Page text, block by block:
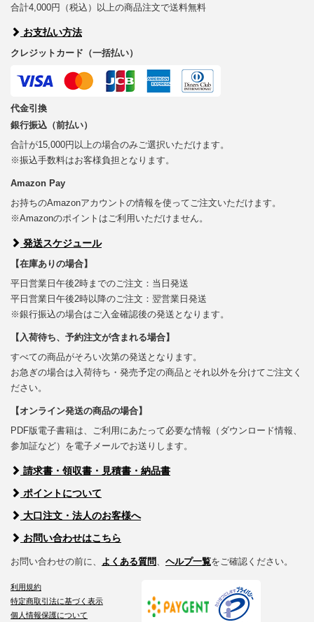
合計4,000円（税込）以上の商品注文で送料無料
お支払い方法
クレジットカード（一括払い）
代金引換
銀行振込（前払い）
合計が15,000円以上の場合のみご選択いただけます。
※振込手数料はお客様負担となります。
Amazon Pay
お持ちのAmazonアカウントの情報を使ってご注文いただけます。
※Amazonのポイントはご利用いただけません。
発送スケジュール
【在庫ありの場合】
平日営業日午後2時までのご注文：当日発送
平日営業日午後2時以降のご注文：翌営業日発送
※銀行振込の場合はご入金確認後の発送となります。
【入荷待ち、予約注文が含まれる場合】
すべての商品がそろい次第の発送となります。
お急ぎの場合は入荷待ち・発売予定の商品とそれ以外を分けてご注文く
ださい。
【オンライン発送の商品の場合】
PDF版電子書籍は、ご利用にあたって必要な情報（ダウンロード情報、
参加証など）を電子メールでお送りします。
請求書・領収書・見積書・納品書
ポイントについて
大口注文・法人のお客様へ
お問い合わせはこちら
お問い合わせの前に、 よくある質問 ヘルプ一覧をご確認ください。
利用規約
特定商取引法に基づく表示
個人情報保護について